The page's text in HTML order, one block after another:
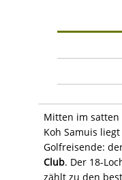
Mitten im
Koh Samuis
Golfreisende:
Club. Der 18-
zählt zu den